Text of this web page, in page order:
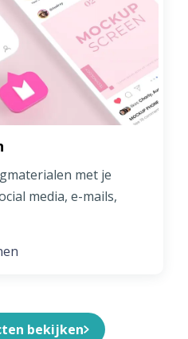
met je
media, e-mails,
bekijken